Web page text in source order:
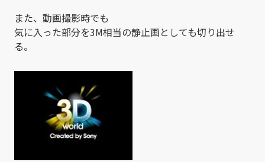
また、動画撮影時でも
気に入った部分を3M相当の静止画としても切り出せ
る。